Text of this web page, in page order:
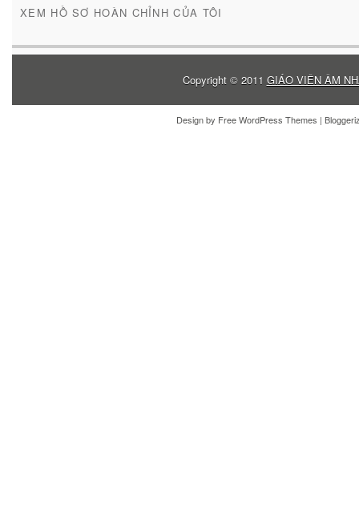
XEM HỒ SƠ HOÀN CHỈNH CỦA TÔI
Copyright © 2011 GIÁO VIÊN ÂM
Design by Free WordPress Themes |